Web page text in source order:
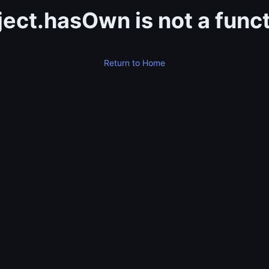
is not a
Return to Home